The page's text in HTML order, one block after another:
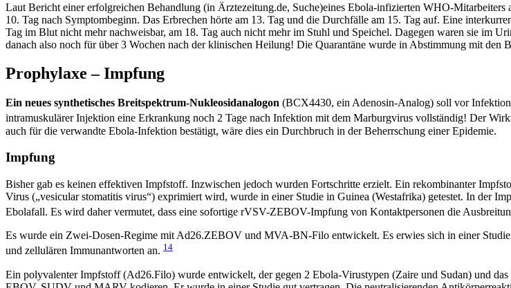
Laut Bericht einer erfolgreichen Behandlung (in Ärztezeitung.de, Suche)eines Ebola-infizierten WHO-
10. Tag nach Symptombeginn. Das Erbrechen hörte am 13. Tag und die Durchfälle am 15. Tag auf. Eine
Tag im Blut nicht mehr nachweisbar, am 18. Tag auch nicht mehr im Stuhl und Speichel. Dagegen waren sie im
danach also noch für über 3 Wochen nach der klinischen Heilung! Die Quarantäne wurde in Abstimmung mit
Prophylaxe – Impfung
Ein neues synthetisches Breitspektrum-Nukleosidanalogon (BCX4430, ein Adenosin-Analog) soll vor
intramuskulärer Injektion eine Erkrankung noch 2 Tage nach Infektion mit dem Marburgvirus vollständig! Der
auch für die verwandte Ebola-Infektion bestätigt, wäre dies ein Durchbruch in der Beherrschung einer Epidemie.
Impfung
Bisher gab es keinen effektiven Impfstoff. Inzwischen jedoch wurden Fortschritte erzielt. Ein rekombinanter
Virus („vesicular stomatitis virus“) exprimiert wird, wurde in einer Studie in Guinea (Westafrika) getestet. In der
Ebolafall. Es wird daher vermutet, dass eine sofortige rVSV-ZEBOV-Impfung von Kontaktpersonen die
Es wurde ein Zwei-Dosen-Regime mit Ad26.ZEBOV und MVA-BN-Filo entwickelt. Es erwies sich in einer
und zellulären Immunantworten an. 14
Ein polyvalenter Impfstoff (Ad26.Filo) wurde entwickelt, der gegen 2 Ebola-Virustypen (Zaire und Sudan) und